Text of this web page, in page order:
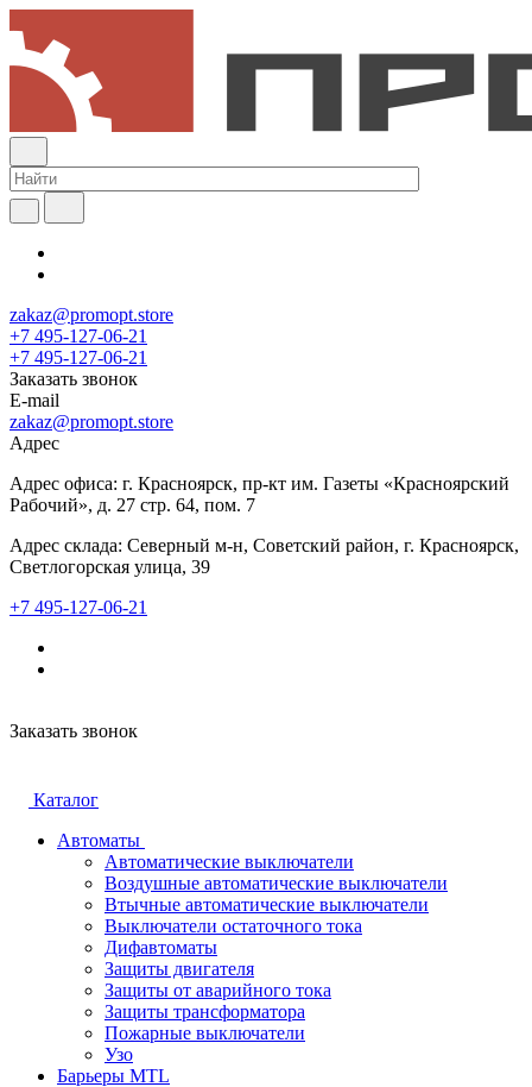
zakaz@promopt.store
+7 495-127-06-21
+7 495-127-06-21
Заказать звонок
E-mail
zakaz@promopt.store
Адрес
Адрес офиса: г. Красноярск, пр-кт им. Газеты «Красноярский
Рабочий», д. 27 стр. 64, пом. 7
Адрес склада: Северный м-н, Советский район, г. Красноярск,
Светлогорская улица, 39
+7 495-127-06-21
Заказать звонок
Каталог
Автоматы
Автоматические выключатели
Воздушные автоматические выключатели
Втычные автоматические выключатели
Выключатели остаточного тока
Дифавтоматы
Защиты двигателя
Защиты от аварийного тока
Защиты трансформатора
Пожарные выключатели
Узо
Барьеры MTL